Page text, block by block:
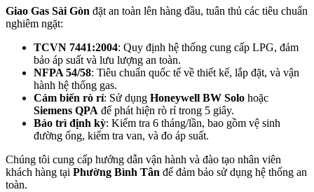
Giao Gas Sài Gòn đặt an toàn lên hàng đầu, tuân thủ các tiêu chuẩn
nghiêm ngặt:
TCVN 7441:2004: Quy định hệ thống cung cấp LPG, đảm
bảo áp suất và lưu lượng an toàn.
NFPA 54/58: Tiêu chuẩn quốc tế về thiết kế, lắp đặt, và vận
hành hệ thống gas.
Cảm biến rò rỉ: Sử dụng Honeywell BW Solo hoặc
Siemens QPA để phát hiện rò rỉ trong 5 giây.
Bảo trì định kỳ: Kiểm tra 6 tháng/lần, bao gồm vệ sinh
đường ống, kiểm tra van, và đo áp suất.
Chúng tôi cung cấp hướng dẫn vận hành và đào tạo nhân viên
khách hàng tại Phường Bình Tân để đảm bảo sử dụng hệ thống an
toàn.